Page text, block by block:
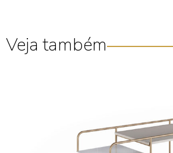
Veja também